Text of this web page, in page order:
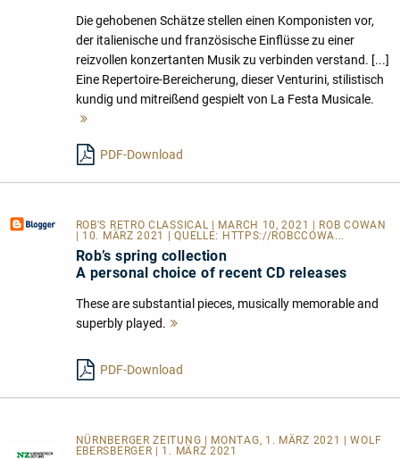
Die gehobenen Schätze stellen einen Komponisten vor,
der italienische und französische Einflüsse zu einer
reizvollen konzertanten Musik zu verbinden verstand. [...]
Eine Repertoire-Bereicherung, dieser Venturini, stilistisch
kundig und mitreißend gespielt von La Festa Musicale.
PDF-Download
ROB'S RETRO CLASSICAL
| MARCH 10, 2021 | ROB COWAN
| 10. MÄRZ 2021 | QUELLE: HTTPS://ROBCCOWA...
Rob’s spring collection
A personal choice of recent CD releases
These are substantial pieces, musically memorable and
superbly played.
PDF-Download
NÜRNBERGER ZEITUNG | MONTAG, 1. MÄRZ 2021 | WOLF
EBERSBERGER | 1. MÄRZ 2021